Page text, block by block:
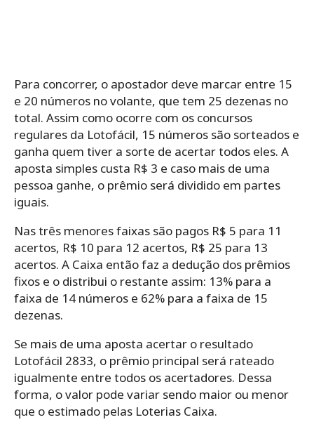
Para concorrer, o apostador deve marcar entre 15
e 20 números no volante, que tem 25 dezenas no
total. Assim como ocorre com os concursos
regulares da Lotofácil, 15 números são sorteados e
ganha quem tiver a sorte de acertar todos eles. A
aposta simples custa R$ 3 e caso mais de uma
pessoa ganhe, o prêmio será dividido em partes
iguais.
Nas três menores faixas são pagos R$ 5 para 11
acertos, R$ 10 para 12 acertos, R$ 25 para 13
acertos. A Caixa então faz a dedução dos prêmios
fixos e o distribui o restante assim: 13% para a
faixa de 14 números e 62% para a faixa de 15
dezenas.
Se mais de uma aposta acertar o resultado
Lotofácil 2833, o prêmio principal será rateado
igualmente entre todos os acertadores. Dessa
forma, o valor pode variar sendo maior ou menor
que o estimado pelas Loterias Caixa.